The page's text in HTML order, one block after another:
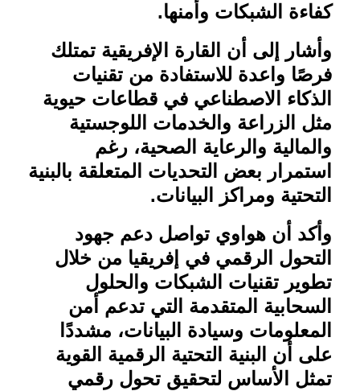
كفاءة الشبكات وأمنها.
وأشار إلى أن القارة الإفريقية تمتلك
فرصًا واعدة للاستفادة من تقنيات
الذكاء الاصطناعي في قطاعات حيوية
مثل الزراعة والخدمات اللوجستية
والمالية والرعاية الصحية، رغم
استمرار بعض التحديات المتعلقة بالبنية
التحتية ومراكز البيانات.
وأكد أن هواوي تواصل دعم جهود
التحول الرقمي في إفريقيا من خلال
تطوير تقنيات الشبكات والحلول
السحابية المتقدمة التي تدعم أمن
المعلومات وسيادة البيانات، مشددًا
على أن البنية التحتية الرقمية القوية
تمثل الأساس لتحقيق تحول رقمي